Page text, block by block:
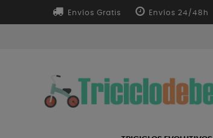
Envíos Gratis Envíos 24/48h